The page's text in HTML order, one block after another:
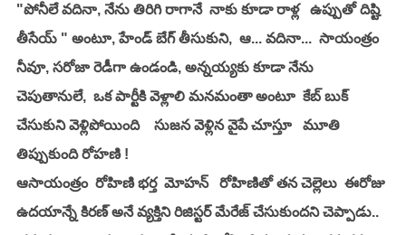
"పోనీలే వదినా, నేను తిరిగి రాగానే  నాకు కూడా రాళ్ల   ఉప్పుతో దిష్టి
తీసేయ్ " అంటూ, హేండ్ బేగ్ తీసుకుని,  ఆ... వదినా...  సాయంత్రం
నీవూ, సరోజా రెడీగా ఉండండి, అన్నయ్యకు కూడా నేను
చెపుతానులే,  ఒక పార్టీకి వెళ్లాలి మనమంతా అంటూ  కేబ్ బుక్
చేసుకుని వెళ్లిపోయింది    సుజన వెళ్లిన వైపే చూస్తూ   మూతి
తిప్పుకుంది రోహణి !
ఆసాయంత్రం  రోహిణి భర్త  మోహన్   రోహిణితో తన చెల్లెలు  ఈరోజు
ఉదయాన్నే కిరణ్ అనే వ్యక్తిని రిజిస్టర్ మేరేజ్ చేసుకుందని చెప్పాడు..